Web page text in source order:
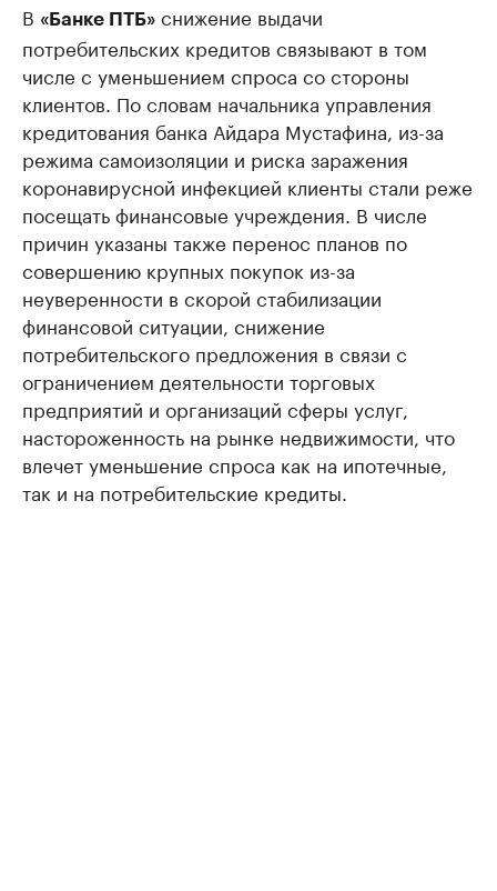
В «Банке ПТБ» снижение выдачи
потребительских кредитов связывают в том
числе с уменьшением спроса со стороны
клиентов. По словам начальника управления
кредитования банка Айдара Мустафина, из-за
режима самоизоляции и риска заражения
коронавирусной инфекцией клиенты стали реже
посещать финансовые учреждения. В числе
причин указаны также перенос планов по
совершению крупных покупок из-за
неуверенности в скорой стабилизации
финансовой ситуации, снижение
потребительского предложения в связи с
ограничением деятельности торговых
предприятий и организаций сферы услуг,
настороженность на рынке недвижимости, что
влечет уменьшение спроса как на ипотечные,
так и на потребительские кредиты.